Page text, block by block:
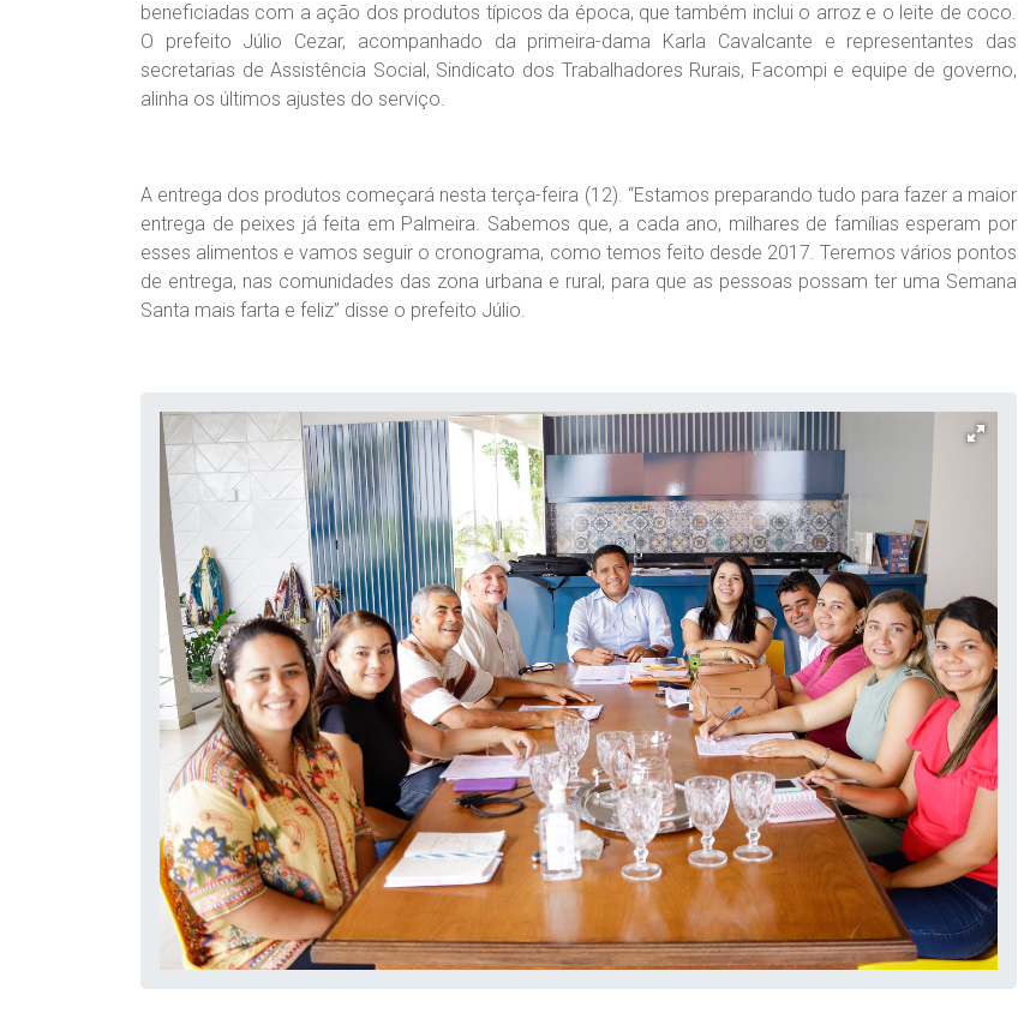
beneficiadas com a ação dos produtos típicos da época, que também inclui o arroz e o leite de coco.
O prefeito Júlio Cezar, acompanhado da primeira-dama Karla Cavalcante e representantes das
secretarias de Assistência Social, Sindicato dos Trabalhadores Rurais, Facompi e equipe de governo,
alinha os últimos ajustes do serviço.
A entrega dos produtos começará nesta terça-feira (12). “Estamos preparando tudo para fazer a maior
entrega de peixes já feita em Palmeira. Sabemos que, a cada ano, milhares de famílias esperam por
esses alimentos e vamos seguir o cronograma, como temos feito desde 2017. Teremos vários pontos
de entrega, nas comunidades das zona urbana e rural, para que as pessoas possam ter uma Semana
Santa mais farta e feliz” disse o prefeito Júlio.